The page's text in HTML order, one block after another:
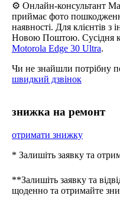
⚙️ Онлайн-консультант
приймає фото
наявності. Для клієнтів з
Новою Поштою. Сусідня
Motorola Edge 30 Ultra.
Чи не знайшли потрібну
швидкий дзвінок
знижка на ремонт
отримати знижку
* Залишіть заявку та
**Залишіть заявку та
щоденно та отримайте